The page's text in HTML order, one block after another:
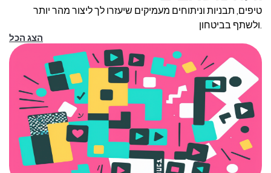
טיפים, תבניות וניתוחים מעמיקים שיעזרו לך ליצור מהר יותר
הצג הכל